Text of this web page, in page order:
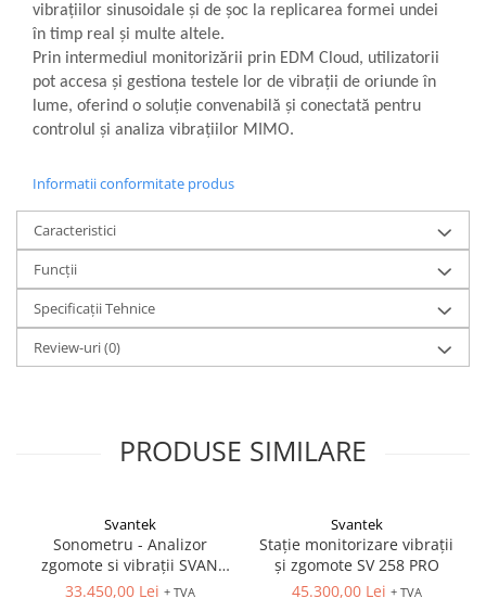
vibrațiilor sinusoidale și de șoc la replicarea formei undei
în timp real și multe altele.
Prin intermediul monitorizării prin EDM Cloud, utilizatorii
pot accesa și gestiona testele lor de vibrații de oriunde în
lume, oferind o soluție convenabilă și conectată pentru
controlul și analiza vibrațiilor MIMO.
Informatii conformitate produs
Caracteristici
Funcții
Specificații Tehnice
Review-uri(0)
PRODUSE SIMILARE
Svantek
Sonometru - Analizor
zgomote si vibrații SVAN
979 - clasa 1
33.450,00 Lei + TVA
Svantek
Stație monitorizare vibrații
și zgomote SV 258 PRO
45.300,00 Lei + TVA